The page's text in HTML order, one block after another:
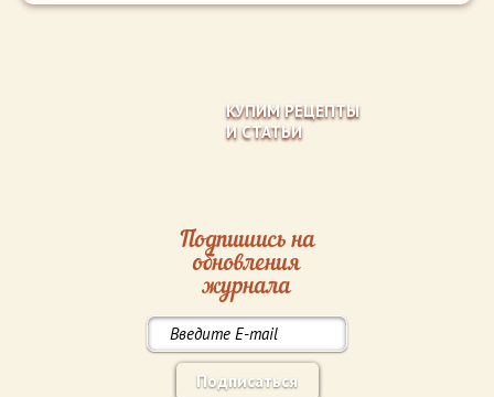
КУПИМ РЕЦЕПТЫ
И СТАТЬИ
Подпишись на
обновления
журнала
Подписаться